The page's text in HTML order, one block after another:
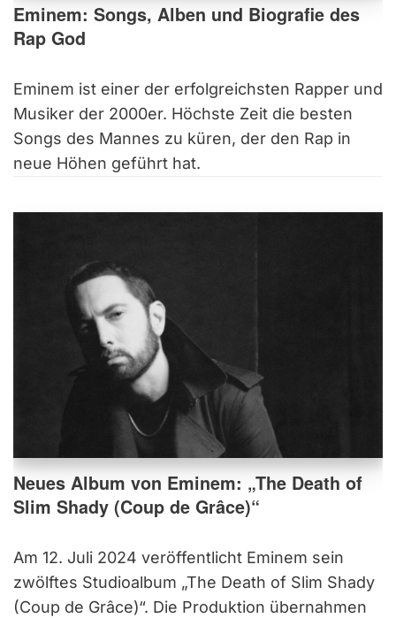
Eminem: Songs, Alben und Biografie des
Rap God
Eminem ist einer der erfolgreichsten Rapper und
Musiker der 2000er. Höchste Zeit die besten
Songs des Mannes zu küren, der den Rap in
neue Höhen geführt hat.
Neues Album von Eminem: „The Death of
Slim Shady (Coup de Grâce)“
Am 12. Juli 2024 veröffentlicht Eminem sein
zwölftes Studioalbum „The Death of Slim Shady
(Coup de Grâce)“. Die Produktion übernahmen